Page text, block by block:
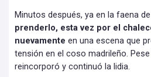
Minutos después, ya en la faena
prenderlo, esta vez por el
nuevamente en una escena que
tensión en el coso madrileño.
reincorporó y continuó la lidia.